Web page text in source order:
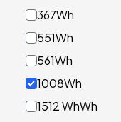
367Wh
551Wh
561Wh
1008Wh
1512 WhWh